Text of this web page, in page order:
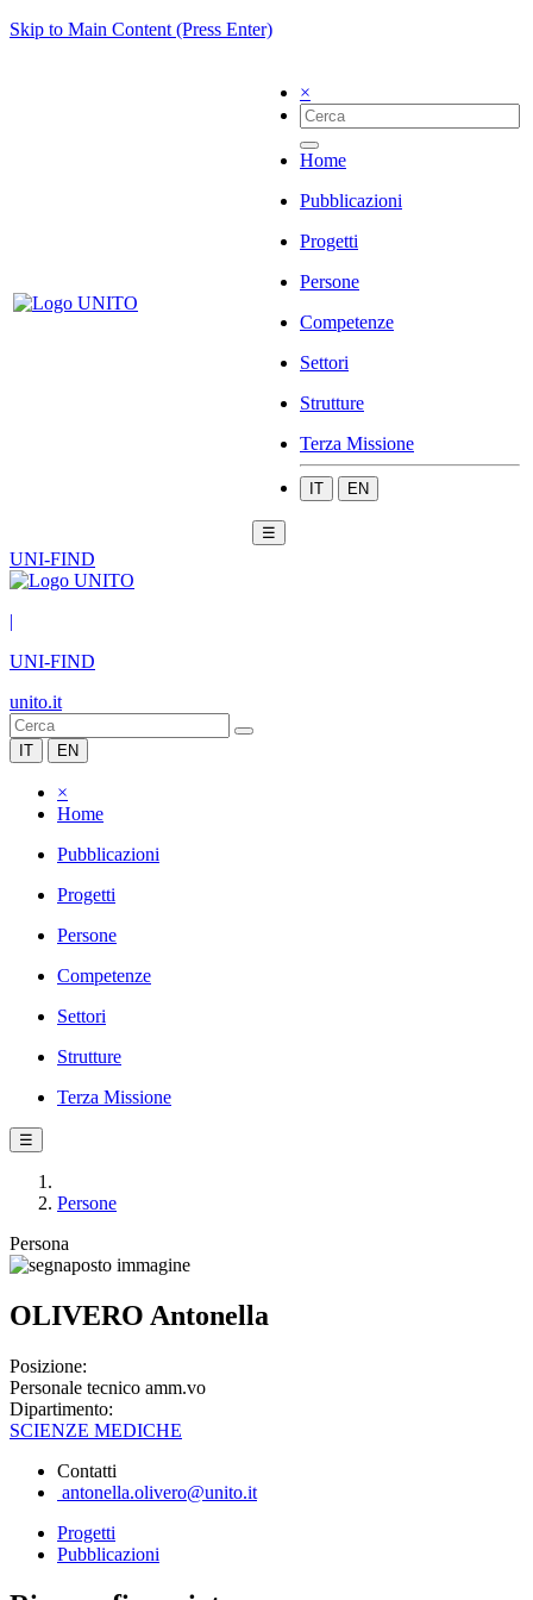
Skip to Main Content (Press Enter)
×
Home
Pubblicazioni
Progetti
Persone
Competenze
Settori
Strutture
Terza Missione
IT EN
☰
UNI-FIND
|
UNI-FIND
unito.it
IT EN
×
Home
Pubblicazioni
Progetti
Persone
Competenze
Settori
Strutture
Terza Missione
☰
Persone
Persona
OLIVERO Antonella
Posizione:
Personale tecnico amm.vo
Dipartimento:
SCIENZE MEDICHE
Contatti
antonella.olivero@unito.it
Progetti
Pubblicazioni